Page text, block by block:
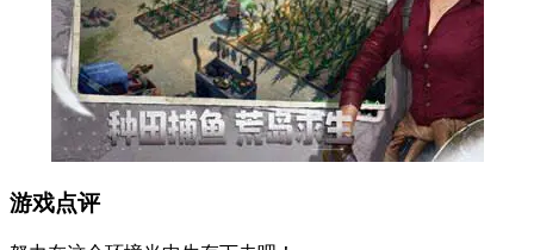
游戏点评